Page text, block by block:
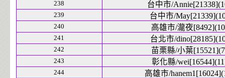
238 台中市/
239 台中市/
240 高雄市/瀧夜
241 台北市/
242 苗栗縣/小葉
243 彰化縣/
244 高雄市/